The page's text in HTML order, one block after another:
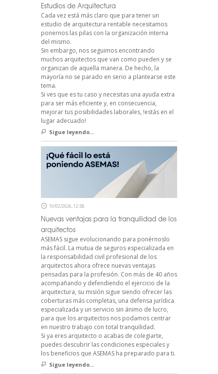
Estudios de Arquitectura
Cada vez está más claro que para tener un
estudio de arquitectura rentable necesitamos
ponernos las pilas con la organización interna
del mismo.
Sin embargo, nos seguimos encontrando
muchos arquitectos que van como pueden y se
organizan de aquella manera. De hecho, la
mayoría no se parado en serio a plantearse este
tema.
Si ves que es tu caso y necesitas una ayuda extra
para ser más eficiente y, en consecuencia,
mejorar tus posibilidades laborales, !estás en el
lugar adecuado!
Sigue leyendo...
10/02/2026, 12:58
Nuevas ventajas para la tranquilidad de los
arquitectos
ASEMAS sigue evolucionando para ponérnoslo
más fácil. La mutua de seguros especializada en
la responsabilidad civil profesional de los
arquitectos ahora ofrece nuevas ventajas
pensadas para la profesión. Con más de 40 años
acompañando y defendiendo el ejercicio de la
arquitectura, su misión sigue siendo ofrecer las
coberturas más completas, una defensa jurídica
especializada y un servicio sin ánimo de lucro,
para que los arquitectos nos podamos centrar
en nuestro trabajo con total tranquilidad.
Si ya eres arquitecto o acabas de colegiarte,
puedes descubrir las condiciones especiales y
los beneficios que ASEMAS ha preparado para ti.
Sigue leyendo...